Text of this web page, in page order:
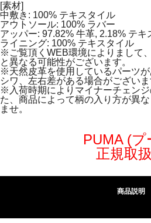
[素材]
中敷き: 100% テキスタイル
アウトソール: 100% ラバー
アッパー: 97.82% 牛革, 2.18% テキ
ライニング: 100% テキスタイル
※ご覧頂くWEB環境によりまして
と異なる可能性がございます。
※天然皮革を使用しているパーツが
シワ、左右差がある場合がございま
※入荷時期によりマイナーチェン
た、商品によって柄の入り方が異
ませ。
PUMA (プ
正規取
商品説明